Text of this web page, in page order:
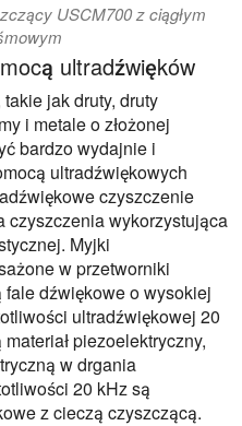
USCM700 z ciągłym
ultradźwięków
jak druty, druty
i metale o złożonej
bardzo wydajnie i
ultradźwiękowych
czyszczenie
czyszczenia wykorzystująca
Myjki
w przetworniki
dźwiękowe o wysokiej
ultradźwiękowej 20
piezoelektryczny,
w drgania
20 kHz są
z cieczą czyszczącą.